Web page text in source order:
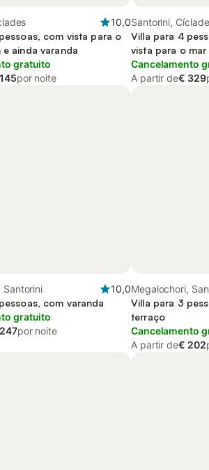
10,0
com vista para o
e ainda varanda
gratuito
por noite
Santorini,
Villa para 4
vista para o
Cancelamento
A partir de€ 329
Santorini
10,0
com varanda
gratuito
por noite
Megalochori,
Villa para 3
terraço
Cancelamento
A partir de€ 202